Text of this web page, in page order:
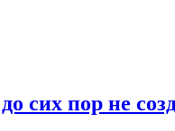
сих пор не